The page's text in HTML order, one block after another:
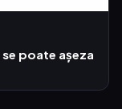
poate așeza